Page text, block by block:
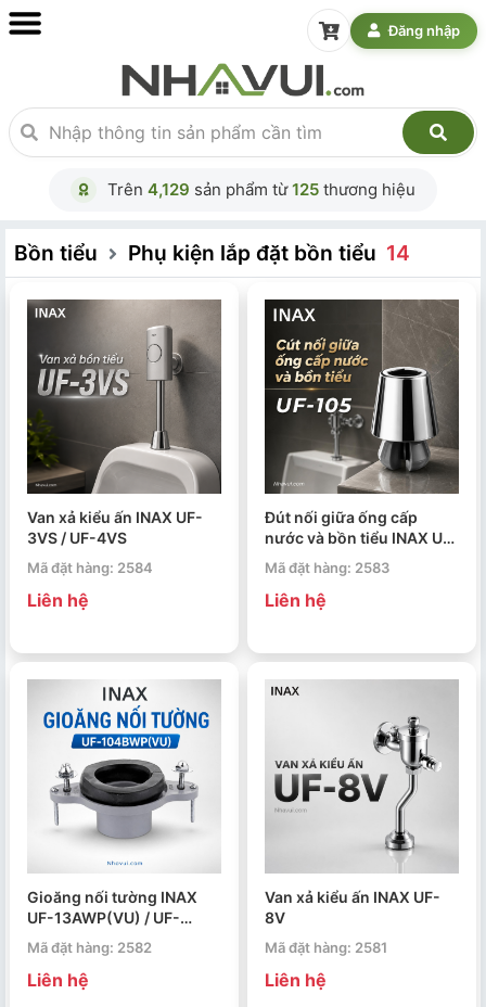
Đăng nhập
Trên 4,129 sản phẩm từ125 thương hiệu
Bồn tiểu Phụ kiện lắp đặt bồn tiểu 14
Van xả kiểu ấn INAX UF-
3VS / UF-4VS
Mã đặt hàng: 2584
Liên hệ
Đút nối giữa ống cấp
nước và bồn tiểu INAX UF-
105
Mã đặt hàng: 2583
Liên hệ
Gioăng nối tường INAX
UF-13AWP(VU) / UF-
104BWP(VU)
Mã đặt hàng: 2582
Liên hệ
Van xả kiểu ấn INAX UF-
8V
Mã đặt hàng: 2581
Liên hệ